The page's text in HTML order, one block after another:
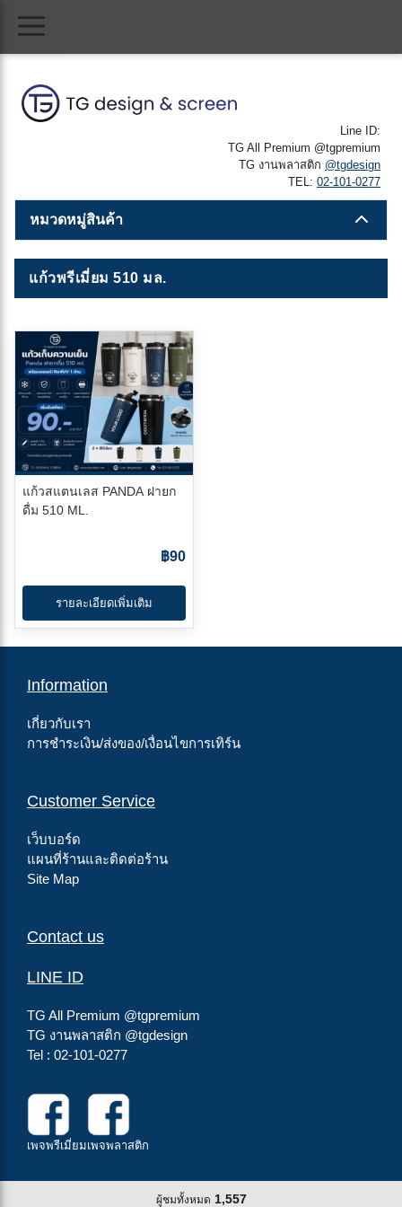
content
Line ID:
TG All Premium @tgpremium
TG งานพลาสติก @tgdesign
TEL: 02-101-0277
Menu
แก้วพรีเมี่ยม 510 มล.
แก้วสแตนเลส PANDA ฝายก
ดื่ม 510 ML.
฿90
รายละเอียดเพิ่มเติม
หมวดหมู่สินค้า
Information
เกี่ยวกับเรา
การชำระเงิน/ส่งของ/เงื่อนไขการเทิร์น
Customer Service
เว็บบอร์ด
แผนที่ร้านและติดต่อร้าน
Site Map
Contact us
LINE ID
TG All Premium @tgpremium
TG งานพลาสติก @tgdesign
Tel : 02-101-0277
เพจพรีเมี่ยมเพจพลาสติก
ผู้ชมทั้งหมด 1,557